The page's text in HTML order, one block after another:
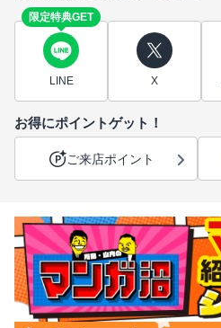
限定特典GET
LINE X
お得にポイントゲット！
ご来店ポイント